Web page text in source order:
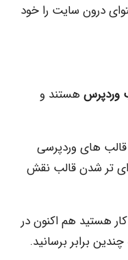
درون سایت را خود
وردپرس هستند و
های وردپرسی
ای تر شدن قالب نقش
هستید هم اکنون در
برابر برسانید.